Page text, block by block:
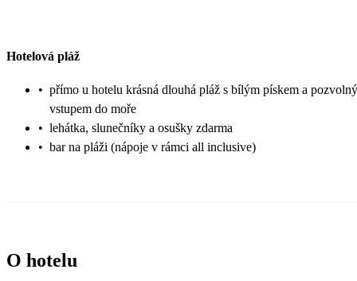
Hotelová pláž
• přímo u hotelu krásná dlouhá pláž s bílým pískem a
vstupem do moře
• lehátka, slunečníky a osušky zdarma
• bar na pláži (nápoje v rámci all inclusive)
O hotelu